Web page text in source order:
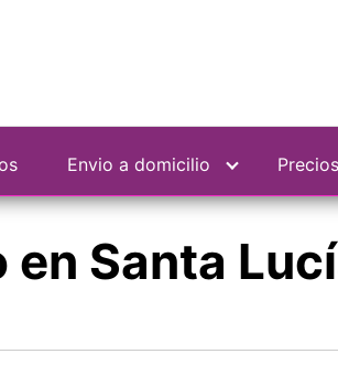
Envio a domicilio Precios
Santa